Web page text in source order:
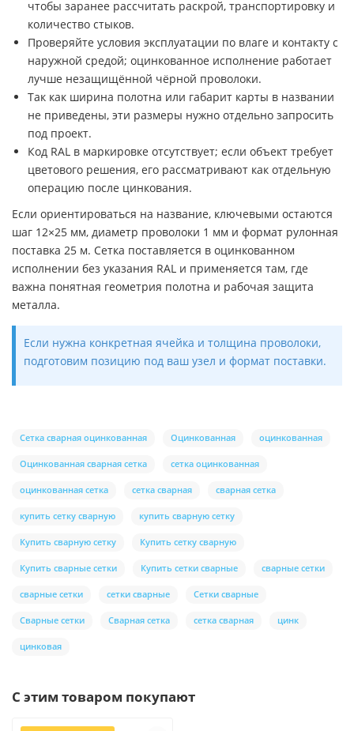
чтобы заранее рассчитать раскрой, транспортировку и
количество стыков.
Проверяйте условия эксплуатации по влаге и контакту с
наружной средой; оцинкованное исполнение работает
лучше незащищённой чёрной проволоки.
Так как ширина полотна или габарит карты в названии
не приведены, эти размеры нужно отдельно запросить
под проект.
Код RAL в маркировке отсутствует; если объект требует
цветового решения, его рассматривают как отдельную
операцию после цинкования.
Если ориентироваться на название, ключевыми остаются
шаг 12×25 мм, диаметр проволоки 1 мм и формат рулонная
поставка 25 м. Сетка поставляется в оцинкованном
исполнении без указания RAL и применяется там, где
важна понятная геометрия полотна и рабочая защита
металла.
Если нужна конкретная ячейка и толщина проволоки,
подготовим позицию под ваш узел и формат поставки.
Сетка сварная оцинкованная Оцинкованная оцинкованная
Оцинкованная сварная сетка сетка оцинкованная
оцинкованная сетка сетка сварная сварная сетка
купить сетку сварную купить сварную сетку
Купить сварную сетку Купить сетку сварную
Купить сварные сетки Купить сетки сварные сварные сетки
сварные сетки сетки сварные Сетки сварные
Сварные сетки Сварная сетка сетка сварная цинк
цинковая
С этим товаром покупают